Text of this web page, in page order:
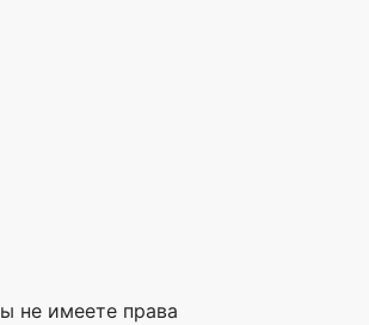
не имеете права